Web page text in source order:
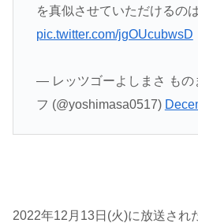
を真似させていただけるの
pic.twitter.com/jgOUcubwsD
— レッツゴーよしまさ もの
フ (@yoshimasa0517)
2022年12月13日(火)に放送され